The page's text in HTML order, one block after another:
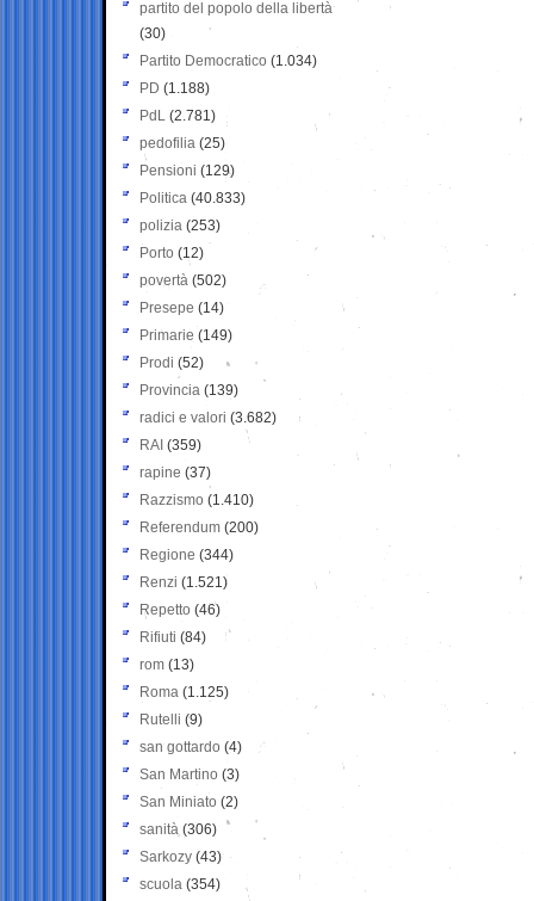
partito del popolo della libertà
(30)
Partito Democratico (1.034)
PD (1.188)
PdL (2.781)
pedofilia (25)
Pensioni (129)
Politica (40.833)
polizia (253)
Porto (12)
povertà (502)
Presepe (14)
Primarie (149)
Prodi (52)
Provincia (139)
radici e valori (3.682)
RAI (359)
rapine (37)
Razzismo (1.410)
Referendum (200)
Regione (344)
Renzi (1.521)
Repetto (46)
Rifiuti (84)
rom (13)
Roma (1.125)
Rutelli (9)
san gottardo (4)
San Martino (3)
San Miniato (2)
sanità (306)
Sarkozy (43)
scuola (354)